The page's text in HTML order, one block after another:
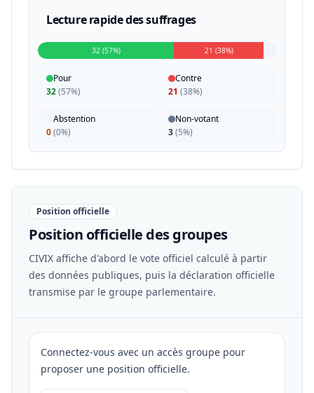
Lecture rapide des suffrages
32 (57%) 21 (38%)
Pour
32(57%)
Contre
21 (38%)
Abstention
0(0%)
Non-votant
3(5%)
Position officielle
Position officielle des groupes
CIVIX affiche d'abord le vote officiel calculé à partir
des données publiques, puis la déclaration officielle
transmise par le groupe parlementaire.
Connectez-vous avec un accès groupe pour
proposer une position officielle.